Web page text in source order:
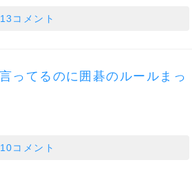
13コメント
ってるのに囲碁のルールまっ
10コメント